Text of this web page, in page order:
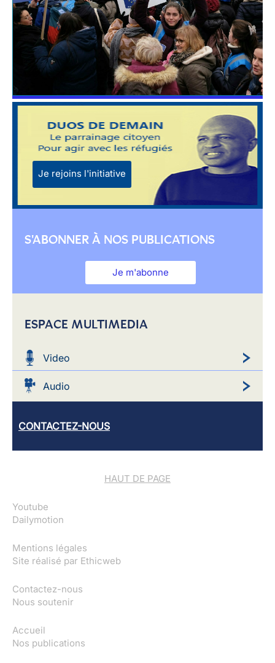
Je rejoins l'initiative
S'ABONNER À NOS PUBLICATIONS
Je m'abonne
ESPACE MULTIMEDIA
Video
Audio
CONTACTEZ-NOUS
HAUT DE PAGE
Youtube
Dailymotion
Mentions légales
Site réalisé par Ethicweb
Contactez-nous
Nous soutenir
Accueil
Nos publications